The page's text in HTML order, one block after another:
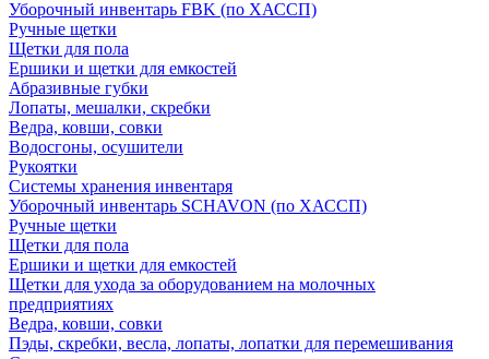
Уборочный инвентарь FBK (по ХАССП)
Ручные щетки
Щетки для пола
Ершики и щетки для емкостей
Абразивные губки
Лопаты, мешалки, скребки
Ведра, ковши, совки
Водосгоны, осушители
Рукоятки
Системы хранения инвентаря
Уборочный инвентарь SCHAVON (по ХАССП)
Ручные щетки
Щетки для пола
Ершики и щетки для емкостей
Щетки для ухода за оборудованием на молочных
предприятиях
Ведра, ковши, совки
Пэды, скребки, весла, лопаты, лопатки для перемешивания